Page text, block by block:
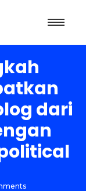
dari